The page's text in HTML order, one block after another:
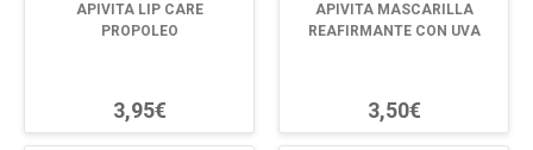
APIVITA LIP CARE
PROPOLEO
3,95€
APIVITA MASCARILLA
REAFIRMANTE CON UVA
3,50€